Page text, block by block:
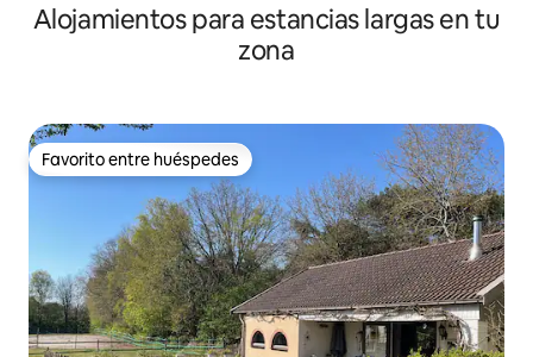
Alojamientos para estancias largas en tu
zona
Favorito entre huéspedes
Favorito entre huéspedes